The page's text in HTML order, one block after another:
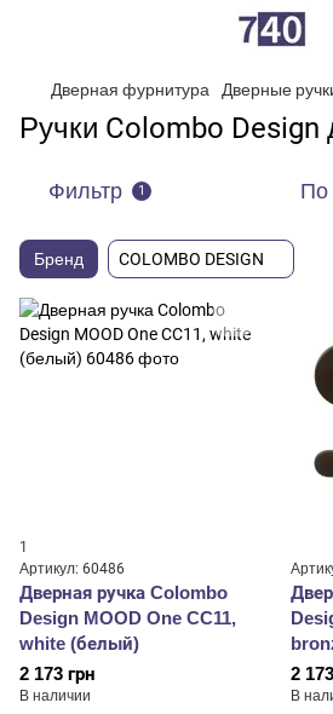
Дверная фурнитура Дверные
Ручки Colombo Design
Фильтр 1 По
Бренд COLOMBO DESIGN
1
Артикул: 60486
Дверная ручка Colombo
Design MOOD One CC11,
white (белый)
2 173 грн
В наличии
2
В